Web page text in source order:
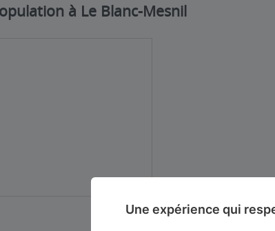
à Le Blanc-Mesnil
Une expérience qui